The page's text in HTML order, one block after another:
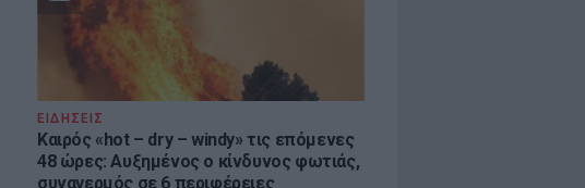
ΕΙΔΗΣΕΙΣ
Καιρός «hot – dry – windy» τις επόμενες
48 ώρες: Αυξημένος ο κίνδυνος φωτιάς,
συναγερμός σε 6 περιφέρειες